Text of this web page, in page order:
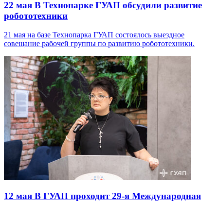
22 мая В Технопарке ГУАП обсудили развитие
робототехники
21 мая на базе Технопарка ГУАП состоялось выездное
совещание рабочей группы по развитию робототехники.
12 мая В ГУАП проходит 29-я Международная